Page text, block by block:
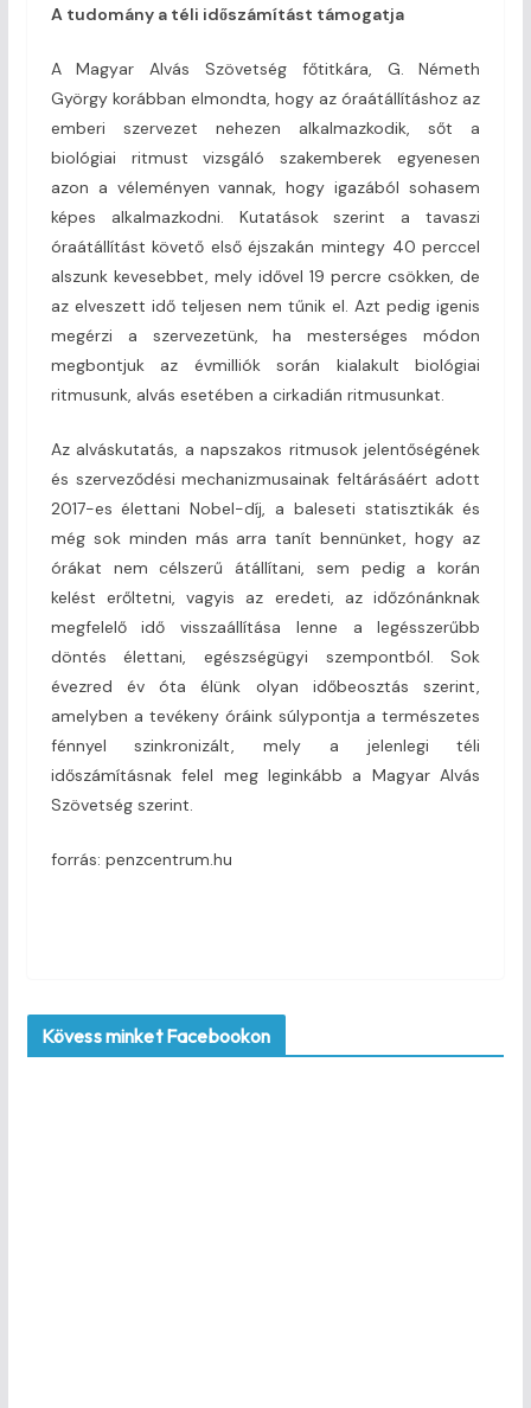
A tudomány a téli időszámítást támogatja
A Magyar Alvás Szövetség főtitkára, G. Németh
György korábban elmondta, hogy az óraátállításhoz az
emberi szervezet nehezen alkalmazkodik, sőt a
biológiai ritmust vizsgáló szakemberek egyenesen
azon a véleményen vannak, hogy igazából sohasem
képes alkalmazkodni. Kutatások szerint a tavaszi
óraátállítást követő első éjszakán mintegy 40 perccel
alszunk kevesebbet, mely idővel 19 percre csökken, de
az elveszett idő teljesen nem tűnik el. Azt pedig igenis
megérzi a szervezetünk, ha mesterséges módon
megbontjuk az évmilliók során kialakult biológiai
ritmusunk, alvás esetében a cirkadián ritmusunkat.
Az alváskutatás, a napszakos ritmusok jelentőségének
és szerveződési mechanizmusainak feltárásáért adott
2017-es élettani Nobel-díj, a baleseti statisztikák és
még sok minden más arra tanít bennünket, hogy az
órákat nem célszerű átállítani, sem pedig a korán
kelést erőltetni, vagyis az eredeti, az időzónánknak
megfelelő idő visszaállítása lenne a legésszerűbb
döntés élettani, egészségügyi szempontból. Sok
évezred év óta élünk olyan időbeosztás szerint,
amelyben a tevékeny óráink súlypontja a természetes
fénnyel szinkronizált, mely a jelenlegi téli
időszámításnak felel meg leginkább a Magyar Alvás
Szövetség szerint.
forrás: penzcentrum.hu
Kövess minket Facebookon